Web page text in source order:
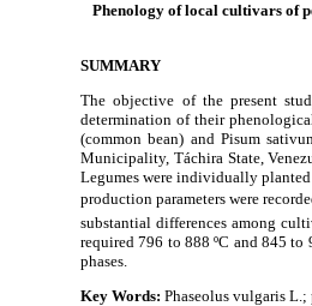
Phenology of local cultivars of
SUMMARY
The objective of the present
determination of their
(common bean) and Pisum
Municipality, Táchira State,
Legumes were individually
production parameters were
substantial differences among
required 796 to 888 ºC and 845
phases.
Key Words: Phaseolus vulgaris